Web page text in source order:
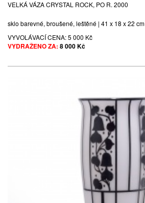
VELKÁ VÁZA CRYSTAL ROCK, PO R. 2000
sklo barevné, broušené, leštěné | 41 x 18 x 22 cm
VYVOLÁVACÍ CENA:5 000 Kč
VYDRAŽENO ZA: 8 000 Kč